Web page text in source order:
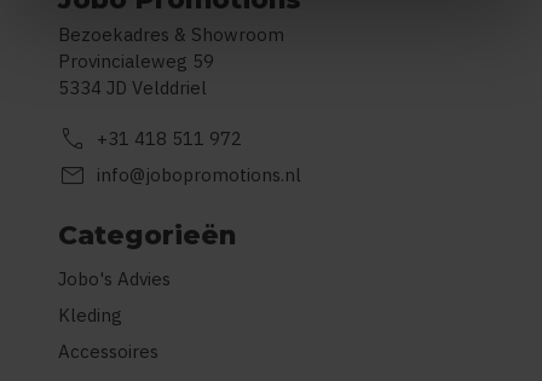
Bezoekadres & Showroom
Provincialeweg 59
5334 JD Velddriel
call +31 418 511 972
mail info@jobopromotions.nl
Categorieën
Jobo's Advies
Kleding
Accessoires